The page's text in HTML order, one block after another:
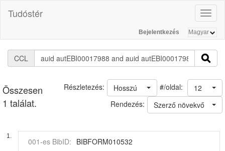
Tudóstér
Bejelentkezés
CCL
Összesen
1 találat.
#/oldal: 12
Hosszú
Részletezés:
Rendezés:
Szerző növekvő
1.
001-es BibID: BIBFORM010532